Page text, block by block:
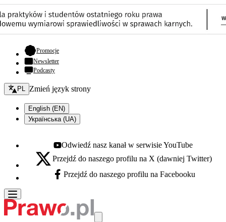
Promocje- otwiera się w nowej karcie
Newsletter
Podcasty
Zmień język - bieżący:
PL Zmień język strony
English (EN)
Українська (UA)
Youtube - otwiera się w nowej karcie
Odwiedź nasz kanał w serwisie YouTube
X - otwiera się w nowej karcie
Przejdź do naszego profilu na X (dawniej Twitter)
Facebook - otwiera się w nowej karcie
Przejdź do naszego profilu na Facebooku